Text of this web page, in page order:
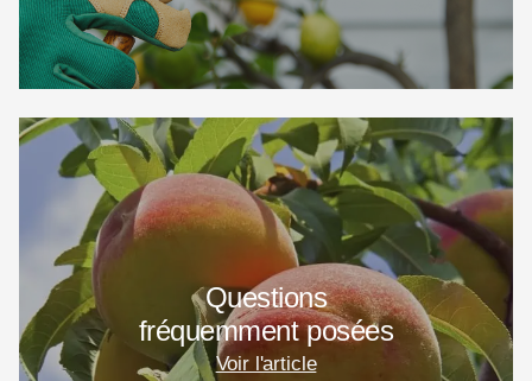
Questions
fréquemment posées
Voir l'article